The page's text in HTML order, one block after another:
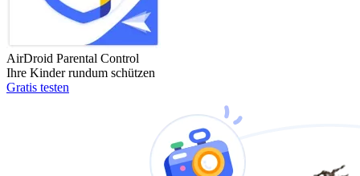
AirDroid Parental Control
Ihre Kinder rundum schützen
Gratis testen